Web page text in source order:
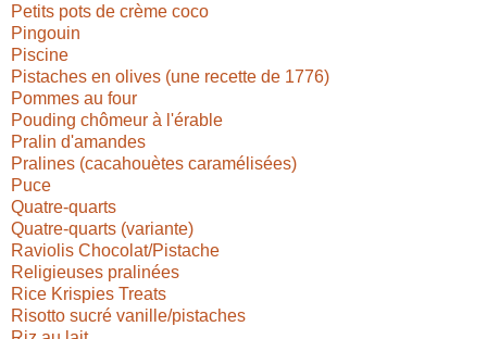
Petits pots de crème coco
Pingouin
Piscine
Pistaches en olives (une recette de 1776)
Pommes au four
Pouding chômeur à l'érable
Pralin d'amandes
Pralines (cacahouètes caramélisées)
Puce
Quatre-quarts
Quatre-quarts (variante)
Raviolis Chocolat/Pistache
Religieuses pralinées
Rice Krispies Treats
Risotto sucré vanille/pistaches